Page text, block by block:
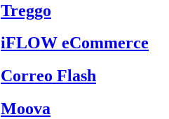
Treggo
iFLOW eCommerce
Correo Flash
Moova